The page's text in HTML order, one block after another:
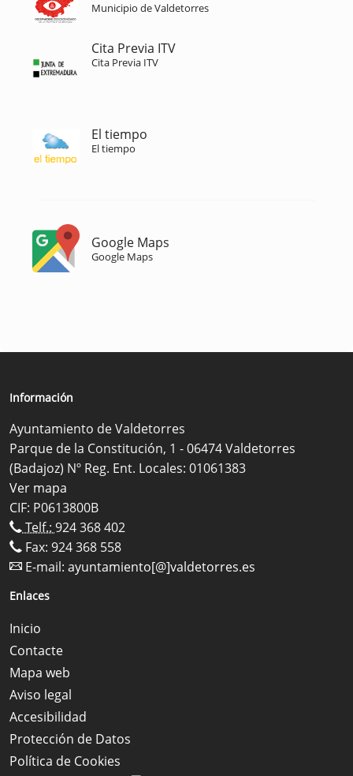
Municipio de Valdetorres
Cita Previa ITV
Cita Previa ITV
El tiempo
El tiempo
Google Maps
Google Maps
Información
Ayuntamiento de Valdetorres
Parque de la Constitución, 1 - 06474 Valdetorres
(Badajoz) Nº Reg. Ent. Locales: 01061383
Ver mapa
CIF: P0613800B
Telf.: 924 368 402
Fax: 924 368 558
E-mail: ayuntamiento[@]valdetorres.es
Enlaces
Inicio
Contacte
Mapa web
Aviso legal
Accesibilidad
Protección de Datos
Política de Cookies